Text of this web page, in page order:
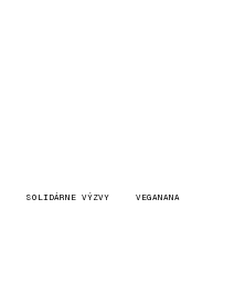
SOLIDÁRNE VÝZVY VEGANANA